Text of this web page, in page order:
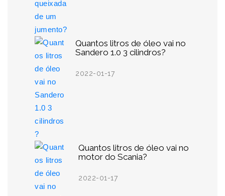
Quantos litros de óleo vai no
Sandero 1.0 3 cilindros?
2022-01-17
Quantos litros de óleo vai no
motor do Scania?
2022-01-17